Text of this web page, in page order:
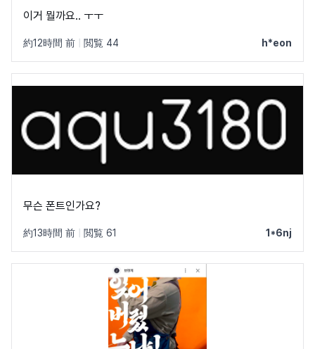
이거 뭘까요.. ㅜㅜ
約12時間 前 閲覧 44 h*eon
무슨 폰트인가요?
約13時間 前 閲覧 61 1*6nj